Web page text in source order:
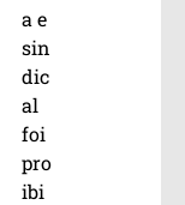
a e
sin
dic
al
foi
pro
ibi